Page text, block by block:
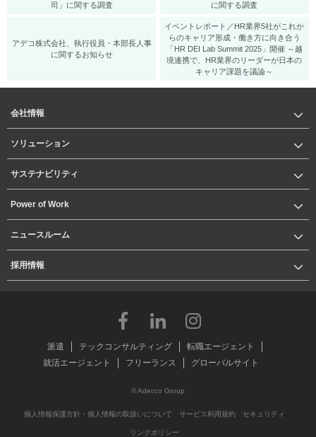
司」に関する調査
に関する調査
アデコ株式会社、執行役員・本部長人事
に関するお知らせ
イベントレポート／HR業界5社がこれか
らのキャリア形成・働き方に向き合う
「HR DEI Lab Summit 2025」開催 ～越
境連携で、HR業界のリーダーが日本の
キャリア課題を議論～
会社情報
ソリューション
サステナビリティ
Power of Work
ニュースルーム
採用情報
派遣 テックコンサルティング
転職エージェント
就活エージェント
フリーランス グローバルサイト
© Adecco Group
個人情報保護方針・個人情報の取扱いについて サービス利用規約 セキュリティ
リンクポリシー